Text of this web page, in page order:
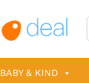
BABY & KIND